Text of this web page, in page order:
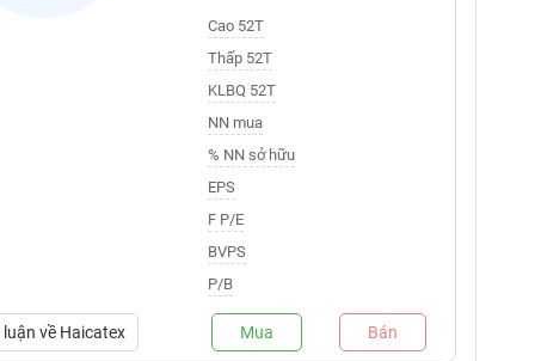
Cao 52T
Thấp 52T
KLBQ 52T
NN mua
% NN sở hữu
EPS
F P/E
BVPS
P/B
về Haicatex Mua Bán